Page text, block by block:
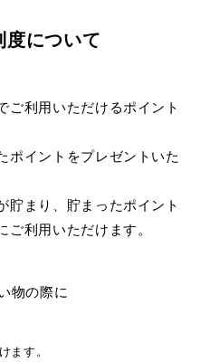
度について
ご利用いただけるポイント
ポイントをプレゼントいた
貯まり、貯まったポイント
ご利用いただけます。
物の際に
ます。